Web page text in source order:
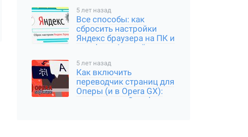
5 лет назад
Все способы: как
сбросить настройки
Яндекс браузера на ПК и
телефоне Андройд,
5 лет назад
Как включить
переводчик страниц для
Оперы (и в Opera GX):
расширение Google